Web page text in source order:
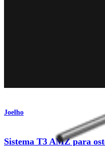
Joelho
Sistema T3 AMZ para